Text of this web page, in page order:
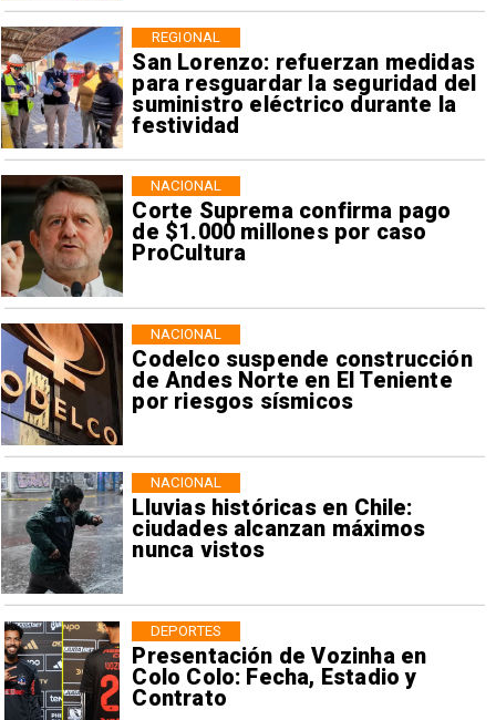
San Lorenzo: refuerzan medidas
para resguardar la seguridad del
suministro eléctrico durante la
festividad
REGIONAL
Corte Suprema confirma pago
de $1.000 millones por caso
ProCultura
NACIONAL
Codelco suspende construcción
de Andes Norte en El Teniente
por riesgos sísmicos
NACIONAL
Lluvias históricas en Chile:
ciudades alcanzan máximos
nunca vistos
NACIONAL
Presentación de Vozinha en
Colo Colo: Fecha, Estadio y
Contrato
DEPORTES